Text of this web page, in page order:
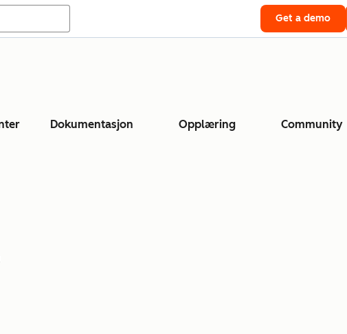
Get a demo
Dokumentasjon Opplæring Community